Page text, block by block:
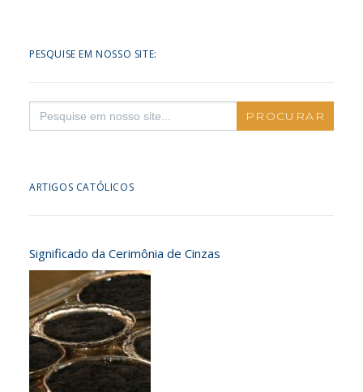
PESQUISE EM NOSSO SITE:
Search
for:
ARTIGOS CATÓLICOS
Significado da Cerimônia de Cinzas